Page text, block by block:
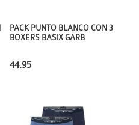
PACK PUNTO BLANCO CON 3
BOXERS BASIX GARB
44.95